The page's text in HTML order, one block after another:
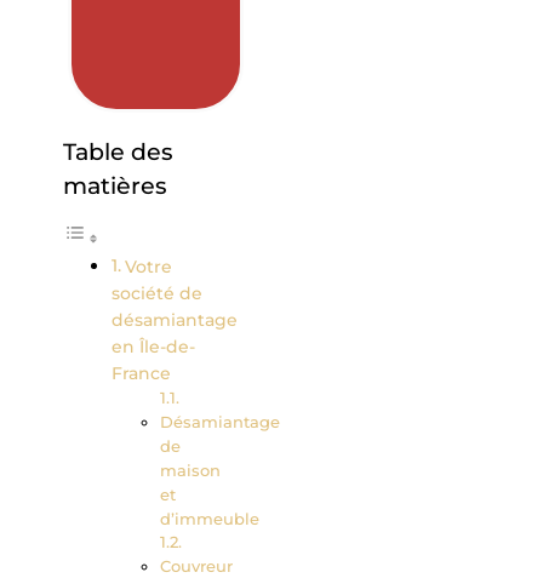
Table des
matières
Votre
société de
désamiantage
en Île-de-
France
Désamiantage
de
maison
et
d’immeuble
Couvreur